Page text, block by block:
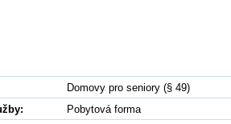
Domovy pro seniory (§ 49)
Pobytová forma